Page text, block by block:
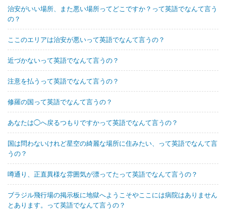
治安がいい場所、また悪い場所ってどこですか？って英語でなんて言う
の？
ここのエリアは治安が悪いって英語でなんて言うの？
近づかないって英語でなんて言うの？
注意を払うって英語でなんて言うの？
修羅の国って英語でなんて言うの？
あなたは◯へ戻るつもりですかって英語でなんて言うの？
国は問わないけれど星空の綺麗な場所に住みたい、って英語でなんて言
うの？
噂通り、正直異様な雰囲気が漂ってたって英語でなんて言うの？
ブラジル飛行場の掲示板に地獄へようこそやここには病院はありません
とあります。って英語でなんて言うの？